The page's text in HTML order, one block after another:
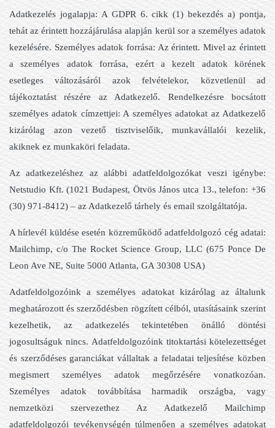
Adatkezelés jogalapja: A GDPR 6. cikk (1) bekezdés a) pontja,
tehát az érintett hozzájárulása alapján kerül sor a személyes adatok
kezelésére. Személyes adatok forrása: Az érintett. Mivel az érintett
a személyes adatok forrása, ezért a kezelt adatok körének
esetleges változásáról azok felvételekor, közvetlenül ad
tájékoztatást részére az Adatkezelő. Rendelkezésre bocsátott
személyes adatok címzettjei: A személyes adatokat az Adatkezelő
kizárólag azon vezető tisztviselőik, munkavállalói kezelik,
akiknek ez munkaköri feladata.
Az adatkezeléshez az alábbi adatfeldolgozókat veszi igénybe:
Netstudio Kft. (1021 Budapest, Ötvös János utca 13., telefon: +36
(30) 971-8412) – az Adatkezelő tárhely és email szolgáltatója.
A hírlevél küldése esetén közreműködő adatfeldolgozó cég adatai:
Mailchimp, c/o The Rocket Science Group, LLC (675 Ponce De
Leon Ave NE, Suite 5000 Atlanta, GA 30308 USA)
Adatfeldolgozóink a személyes adatokat kizárólag az általunk
meghatározott és szerződésben rögzített célból, utasításaink szerint
kezelhetik, az adatkezelés tekintetében önálló döntési
jogosultságuk nincs. Adatfeldolgozóink titoktartási kötelezettséget
és szerződéses garanciákat vállaltak a feladatai teljesítése közben
megismert személyes adatok megőrzésére vonatkozóan.
Személyes adatok továbbítása harmadik országba, vagy
nemzetközi szervezethez Az Adatkezelő Mailchimp
adatfeldolgozói tevékenységén túlmenően a személyes adatokat